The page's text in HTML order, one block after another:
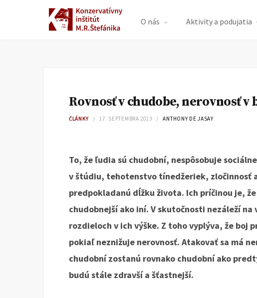
O nás Aktivity a podujatia
Rovnosť v chudobe, nerovnosť v
ČLÁNKY 17. SEPTEMBRA 2013 ANTHONY DE JASAY
To, že ľudia sú chudobní, nespôsobuje
v štúdiu, tehotenstvo tínedžeriek, zločinnosť
predpokladanú dĺžku života. Ich príčinou je,
chudobnejší ako iní. V skutočnosti nezáleží na
rozdieloch v ich výške. Z toho vyplýva, že boj
pokiaľ neznižuje nerovnosť. Atakovať sa má
chudobní zostanú rovnako chudobní ako
budú stále zdravší a šťastnejší.